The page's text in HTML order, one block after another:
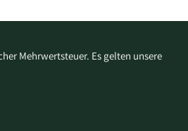
Mehrwertsteuer. Es gelten unsere